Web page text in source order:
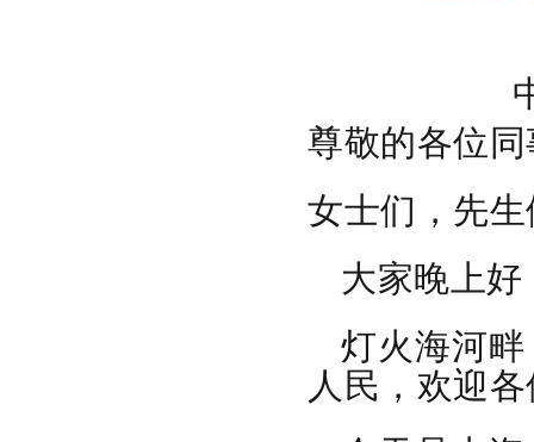
尊敬的各位
女士们，先
大家晚上好
灯火海河
人民，欢迎